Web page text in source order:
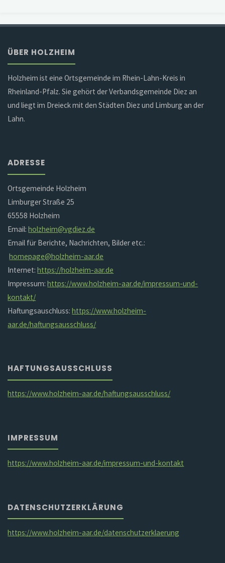
ÜBER HOLZHEIM
Holzheim ist eine Ortsgemeinde im Rhein-Lahn-Kreis in
Rheinland-Pfalz. Sie gehört der Verbandsgemeinde Diez an
und liegt im Dreieck mit den Städten Diez und Limburg an der
Lahn.
ADRESSE
Ortsgemeinde Holzheim
Limburger Straße 25
65558 Holzheim
Email:holzheim@vgdiez.de
Email für Berichte, Nachrichten, Bilder etc.:
homepage@holzheim-aar.de
Internet:https://holzheim-aar.de
Impressum:https://www.holzheim-aar.de/impressum-und-
kontakt/
Haftungsauschluss:https://www.holzheim-
aar.de/haftungsausschluss/
HAFTUNGSAUSSCHLUSS
https://www.holzheim-aar.de/haftungsausschluss/
IMPRESSUM
https://www.holzheim-aar.de/impressum-und-kontakt
DATENSCHUTZERKLÄRUNG
https://www.holzheim-aar.de/datenschutzerklaerung